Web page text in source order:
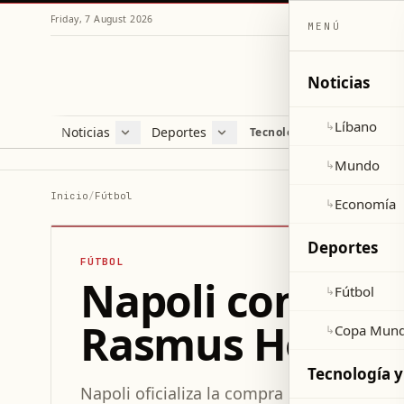
Friday, 7 August 2026
Noticias
Líbano
Deportes
Fútbol
Tecnología y ciencia
Inicio/Fútbol
FÚTBOL
Napoli
Rasmus
Napoli oficializa la compra definitiva del
MENÚ
Noticias
↳Líbano
↳Mundo
↳Economía
Deportes
↳Fútbol
↳Copa
Tecnología y